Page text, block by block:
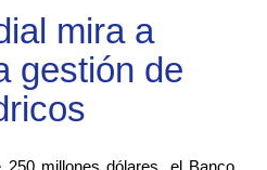
mira a
gestión de